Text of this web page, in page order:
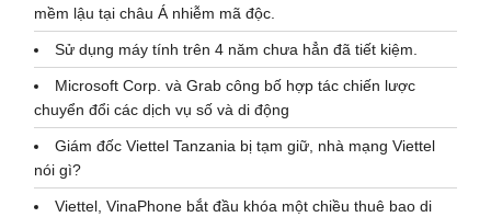
mềm lậu tại châu Á nhiễm mã độc.
Sử dụng máy tính trên 4 năm chưa hẳn đã tiết kiệm.
Microsoft Corp. và Grab công bố hợp tác chiến lược
chuyển đổi các dịch vụ số và di động
Giám đốc Viettel Tanzania bị tạm giữ, nhà mạng Viettel
nói gì?
Viettel, VinaPhone bắt đầu khóa một chiều thuê bao di